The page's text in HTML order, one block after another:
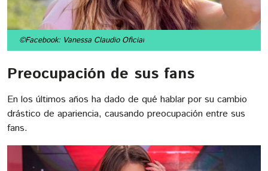
©Facebook: Vanessa Claudio Oficial
Preocupación de sus fans
En los últimos años ha dado de qué hablar por su cambio
drástico de apariencia, causando preocupación entre sus
fans.